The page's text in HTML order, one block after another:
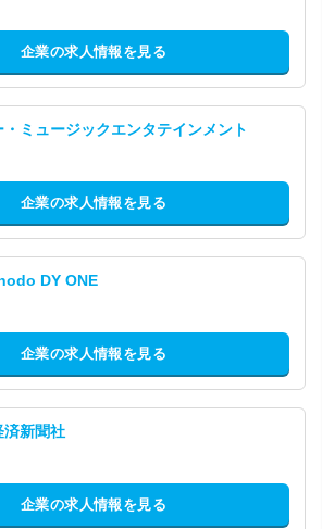
企業の求人情報を見る
ミュージックエンタテインメント
企業の求人情報を見る
DY ONE
企業の求人情報を見る
済新聞社
企業の求人情報を見る